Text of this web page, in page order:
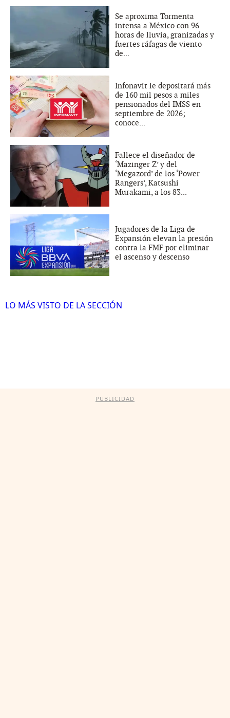
Se aproxima Tormenta
intensa a México con 96
horas de lluvia, granizadas y
fuertes ráfagas de viento
de...
Infonavit le depositará más
de 160 mil pesos a miles
pensionados del IMSS en
septiembre de 2026;
conoce...
Fallece el diseñador de
‘Mazinger Z’ y del
‘Megazord’ de los ‘Power
Rangers’, Katsushi
Murakami, a los 83...
Jugadores de la Liga de
Expansión elevan la presión
contra la FMF por eliminar
el ascenso y descenso
LO MÁS VISTO DE LA SECCIÓN
PUBLICIDAD